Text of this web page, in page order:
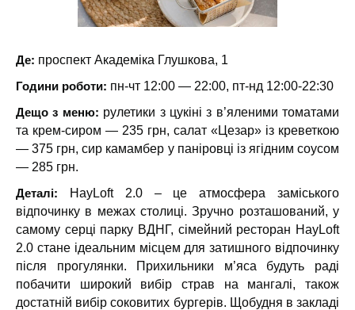
Де: проспект Академіка Глушкова, 1
Години роботи: пн-чт 12:00 — 22:00, пт-нд 12:00-22:30
Дещо з меню: рулетики з цукіні з в’яленими томатами
та крем-сиром — 235 грн, салат «Цезар» із креветкою
— 375 грн, сир камамбер у паніровці із ягідним соусом
— 285 грн.
Деталі: HayLoft 2.0 – це атмосфера заміського
відпочинку в межах столиці. Зручно розташований, у
самому серці парку ВДНГ, сімейний ресторан HayLoft
2.0 стане ідеальним місцем для затишного відпочинку
після прогулянки. Прихильники м’яса будуть раді
побачити широкий вибір страв на мангалі, також
достатній вибір соковитих бургерів. Щобудня в закладі